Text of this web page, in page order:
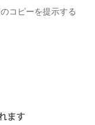
コピーを提示する